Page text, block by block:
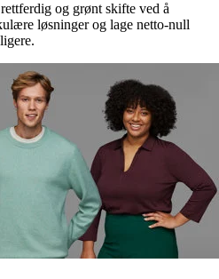
og grønt skifte ved å
løsninger og lage netto-null